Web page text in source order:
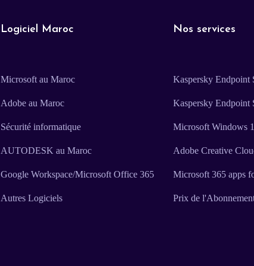
Logiciel Maroc
Microsoft au Maroc
Adobe au Maroc
Sécurité informatique
AUTODESK au Maroc
Google Workspace/Microsoft Office 365
Autres Logiciels
Nos services
Kaspersky Endpoint
Kaspersky Endpoint
Microsoft Windows
Adobe Creative
Microsoft 365 apps
Prix de